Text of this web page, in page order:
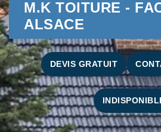
M.K TOITURE -
ALSACE
DEVIS GRATUIT